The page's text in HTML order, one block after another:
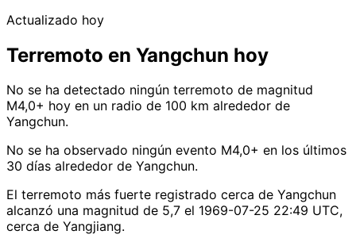
Actualizado hoy
Terremoto en Yangchun hoy
No se ha detectado ningún terremoto de magnitud
M4,0+ hoy en un radio de 100 km alrededor de
Yangchun.
No se ha observado ningún evento M4,0+ en los últimos
30 días alrededor de Yangchun.
El terremoto más fuerte registrado cerca de Yangchun
alcanzó una magnitud de 5,7 el 1969-07-25 22:49 UTC,
cerca de Yangjiang.